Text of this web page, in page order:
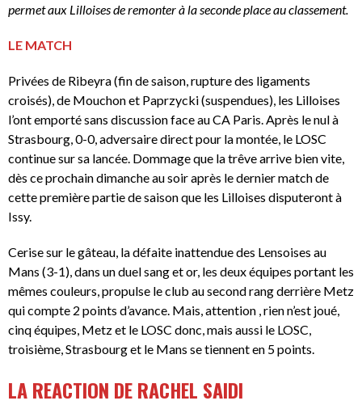
permet aux Lilloises de remonter à la seconde place au classement.
LE MATCH
Privées de Ribeyra (fin de saison, rupture des ligaments
croisés), de Mouchon et Paprzycki (suspendues), les Lilloises
l’ont emporté sans discussion face au CA Paris. Après le nul à
Strasbourg, 0-0, adversaire direct pour la montée, le LOSC
continue sur sa lancée. Dommage que la trêve arrive bien vite,
dès ce prochain dimanche au soir après le dernier match de
cette première partie de saison que les Lilloises disputeront à
Issy.
Cerise sur le gâteau, la défaite inattendue des Lensoises au
Mans (3-1), dans un duel sang et or, les deux équipes portant les
mêmes couleurs, propulse le club au second rang derrière Metz
qui compte 2 points d’avance. Mais, attention , rien n’est joué,
cinq équipes, Metz et le LOSC donc, mais aussi le LOSC,
troisième, Strasbourg et le Mans se tiennent en 5 points.
LA REACTION DE RACHEL SAIDI